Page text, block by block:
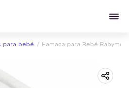
para bebé Hamaca para Bebé